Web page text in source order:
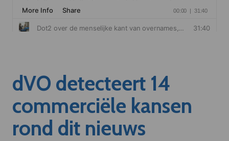
dVO detecteert 14
commerciële kansen
rond dit nieuws